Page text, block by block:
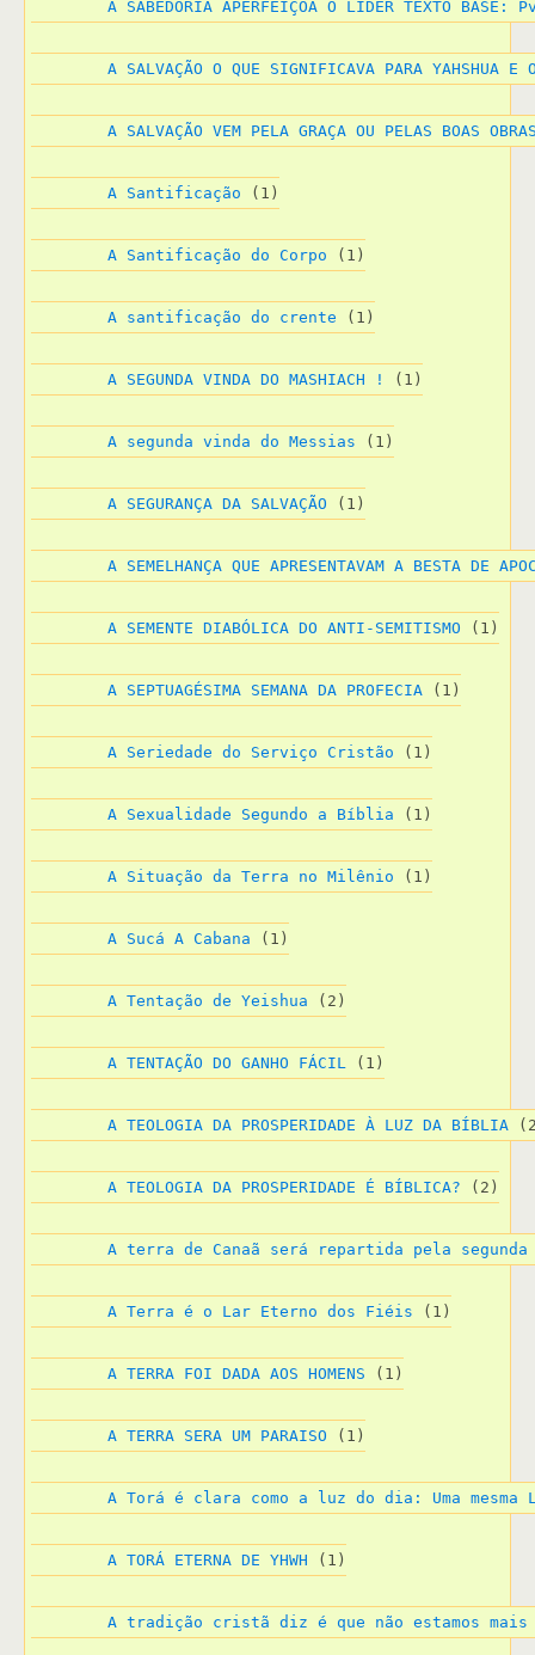
A SABEDORIA APERFEIÇOA O LIDER TEXTO BASE:
A SALVAÇÃO O QUE SIGNIFICAVA PARA YAHSHUA E
A SALVAÇÃO VEM PELA GRAÇA OU PELAS BOAS
A Santificação (1)
A Santificação do Corpo (1)
A santificação do crente (1)
A SEGUNDA VINDA DO MASHIACH ! (1)
A segunda vinda do Messias (1)
A SEGURANÇA DA SALVAÇÃO (1)
A SEMELHANÇA QUE APRESENTAVAM A BESTA DE
A SEMENTE DIABÓLICA DO ANTI-SEMITISMO (1)
A SEPTUAGÉSIMA SEMANA DA PROFECIA (1)
A Seriedade do Serviço Cristão (1)
A Sexualidade Segundo a Bíblia (1)
A Situação da Terra no Milênio (1)
A Sucá A Cabana (1)
A Tentação de Yeishua (2)
A TENTAÇÃO DO GANHO FÁCIL (1)
A TEOLOGIA DA PROSPERIDADE À LUZ DA BÍBLIA
A TEOLOGIA DA PROSPERIDADE É BÍBLICA? (2)
A terra de Canaã será repartida pela segunda
A Terra é o Lar Eterno dos Fiéis (1)
A TERRA FOI DADA AOS HOMENS (1)
A TERRA SERA UM PARAISO (1)
A Torá é clara como a luz do dia: Uma mesma
A TORÁ ETERNA DE YHWH (1)
A tradição cristã diz é que não estamos